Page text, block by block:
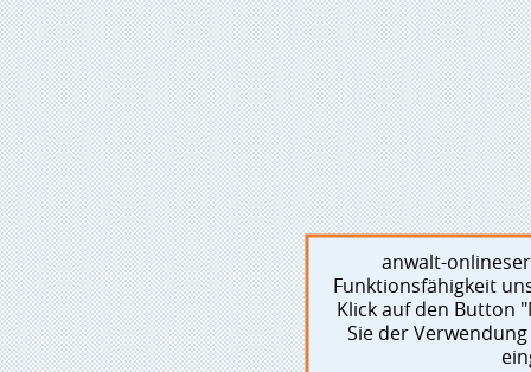
anwalt-
Funktionsfähigkeit
Klick auf den Button
Sie der